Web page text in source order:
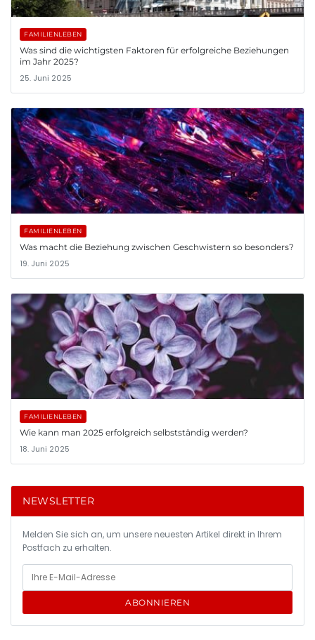
FAMILIENLEBEN
Was sind die wichtigsten Faktoren für erfolgreiche Beziehungen
im Jahr 2025?
25. Juni 2025
FAMILIENLEBEN
Was macht die Beziehung zwischen Geschwistern so besonders?
19. Juni 2025
FAMILIENLEBEN
Wie kann man 2025 erfolgreich selbstständig werden?
18. Juni 2025
NEWSLETTER
Melden Sie sich an, um unsere neuesten Artikel direkt in Ihrem
Postfach zu erhalten.
ABONNIEREN